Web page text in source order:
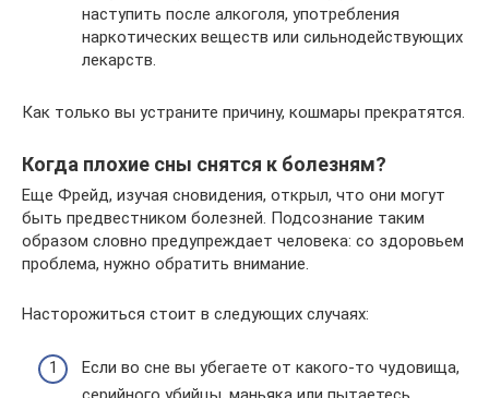
наступить после алкоголя, употребления
наркотических веществ или сильнодействующих
лекарств.
Как только вы устраните причину, кошмары прекратятся.
Когда плохие сны снятся к болезням?
Еще Фрейд, изучая сновидения, открыл, что они могут
быть предвестником болезней. Подсознание таким
образом словно предупреждает человека: со здоровьем
проблема, нужно обратить внимание.
Насторожиться стоит в следующих случаях:
Если во сне вы убегаете от какого-то чудовища,